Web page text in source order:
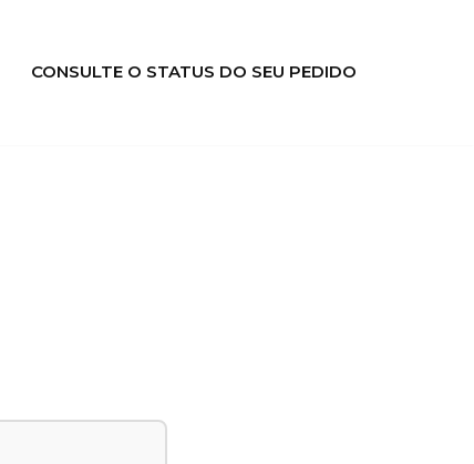
CONSULTE O STATUS DO SEU PEDIDO